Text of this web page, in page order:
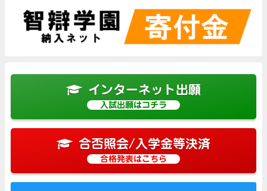
インターネット出願
入試出願はコチラ
合否照会/入学金等決済
合格発表はこちら